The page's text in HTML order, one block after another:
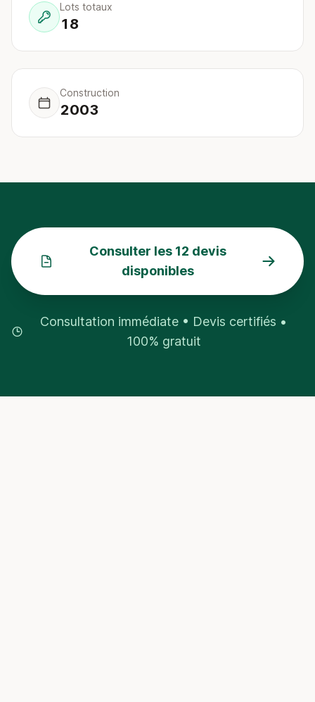
Lots totaux
18
Construction
2003
Consulter les 12 devis
disponibles
Consultation immédiate • Devis certifiés •
100% gratuit